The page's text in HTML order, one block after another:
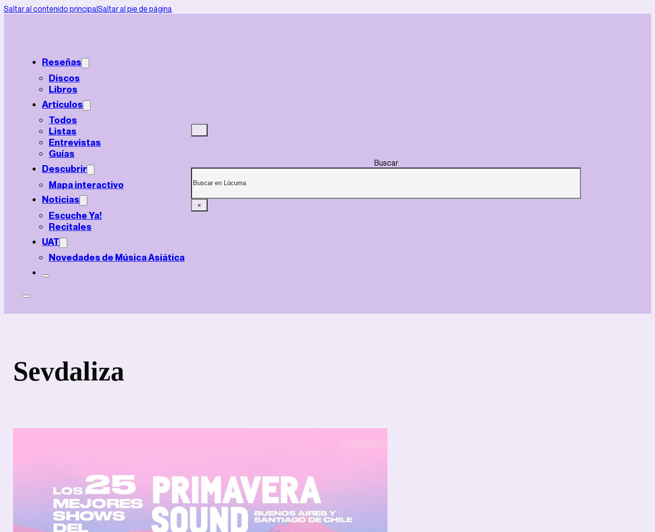
Saltar al contenido principalSaltar al pie de página
Reseñas
Discos
Libros
Artículos
Todos
Listas
Entrevistas
Guías
Descubrir
Mapa interactivo
Noticias
Escuche Ya!
Recitales
UAT
Novedades de Música Asiática
Buscar
×
Sevdaliza